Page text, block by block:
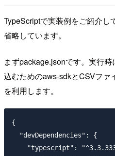
TypeScriptで実装例をご紹介し
省略しています。
まずpackage.jsonです。実行
込むためのaws-sdkとCSVファ
を利用します。
{
  "devDependencies": {
"typescript":